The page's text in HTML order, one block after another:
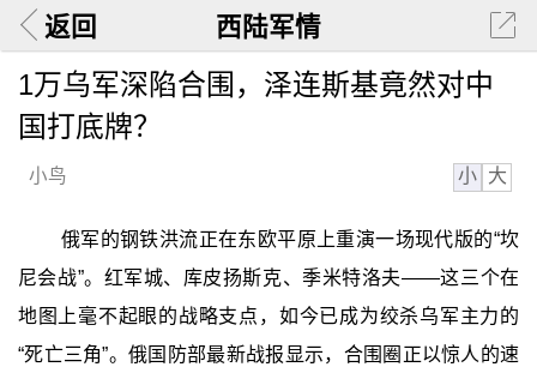
返回 西陆军情
1万乌军深陷合围，泽连斯基竟然对中
国打底牌？
小鸟 小 大
俄军的钢铁洪流正在东欧平原上重演一场现代版的“坎
尼会战”。红军城、库皮扬斯克、季米特洛夫——这三个在
地图上毫不起眼的战略支点，如今已成为绞杀乌军主力的
“死亡三角”。俄国防部最新战报显示，合围圈正以惊人的速